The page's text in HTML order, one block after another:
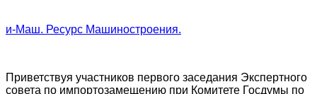
и-Маш. Ресурс Машиностроения.
Приветствуя участников первого заседания Экспертного
совета по импортозамещению при Комитете Госдумы по